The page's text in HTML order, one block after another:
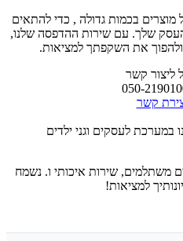
בכמות גדולה , כדי להתאים
העסק שלך. עם שירות ההדפסה שלנו,
ולהפוך את השקפתך למציאות.
ליצור קשר
קשר
במערכת לעסקים וגני ילדים
משתלמים, שירות איכותי ו. נשמח
למציאות!